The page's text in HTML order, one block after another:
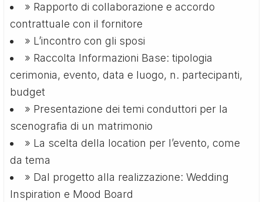
» Rapporto di collaborazione e accordo
contrattuale con il fornitore
» L’incontro con gli sposi
» Raccolta Informazioni Base: tipologia
cerimonia, evento, data e luogo, n. partecipanti,
budget
» Presentazione dei temi conduttori per la
scenografia di un matrimonio
» La scelta della location per l’evento, come
da tema
» Dal progetto alla realizzazione: Wedding
Inspiration e Mood Board